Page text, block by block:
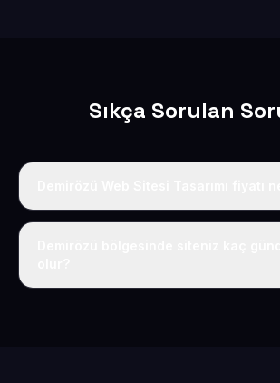
Sıkça Sorulan
Tek fiyat uygulanır: yıllık 50 USD +